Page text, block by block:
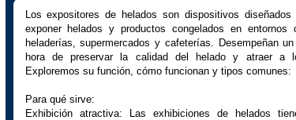
Los expositores de helados son dispositivos
exponer helados y productos congelados en entornos
heladerías, supermercados y cafeterías. Desempeñan
hora de preservar la calidad del helado y atraer a
Exploremos su función, cómo funcionan y tipos comunes:
Para qué sirve:
Exhibición atractiva: Las exhibiciones de helados